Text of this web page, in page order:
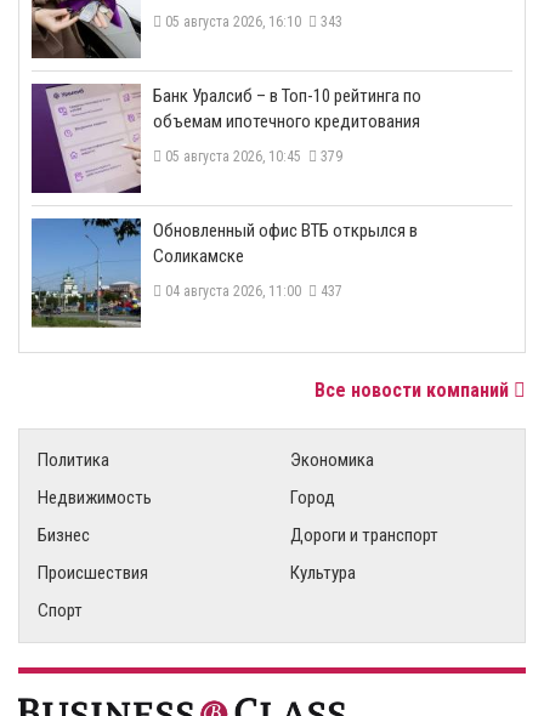
05 августа 2026, 16:10 343
​Банк Уралсиб – в Топ-10 рейтинга по
объемам ипотечного кредитования
05 августа 2026, 10:45 379
​Обновленный офис ВТБ открылся в
Соликамске
04 августа 2026, 11:00 437
Все новости компаний
Политика
Экономика
Недвижимость
Город
Бизнес
Дороги и транспорт
Происшествия
Культура
Спорт